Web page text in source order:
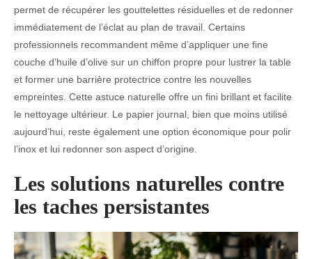
permet de récupérer les gouttelettes résiduelles et de redonner
immédiatement de l’éclat au plan de travail. Certains
professionnels recommandent même d’appliquer une fine
couche d’huile d’olive sur un chiffon propre pour lustrer la table
et former une barrière protectrice contre les nouvelles
empreintes. Cette astuce naturelle offre un fini brillant et facilite
le nettoyage ultérieur. Le papier journal, bien que moins utilisé
aujourd’hui, reste également une option économique pour polir
l’inox et lui redonner son aspect d’origine.
Les solutions naturelles contre
les taches persistantes